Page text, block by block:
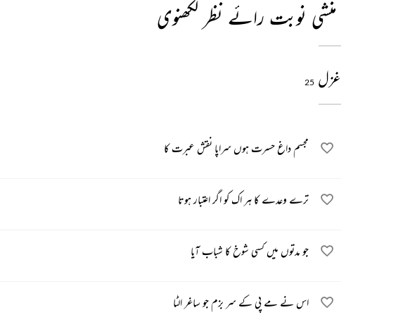
منشی نوبت رائے نظر لکھنوی
غزل 25
مجسم داغ حسرت ہوں سراپا نقش عبرت کا
ترے وعدے کا ہر اک کو اگر اعتبار ہوتا
جو مدتوں میں کسی شوخ کا شباب آیا
اس نے مے پی کے سر بزم جو ساغر الٹا